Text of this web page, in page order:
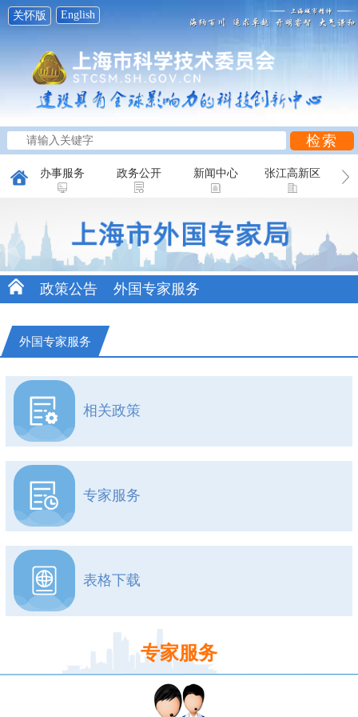
关怀版 English
办事服务 政务公开 新闻中心 张江高新区
政策公告 外国专家服务
外国专家服务
相关政策
专家服务
表格下载
专家服务